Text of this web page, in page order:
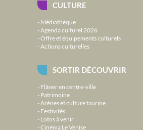
CULTURE
Médiathèque
Agenda culturel 2026
Offre et équipements culturels
Actions culturelles
SORTIR DÉCOUVRIR
Flâner en centre-ville
Patrimoine
Arènes et culture taurine
Festivités
Lotos à venir
Cinéma Le Venise